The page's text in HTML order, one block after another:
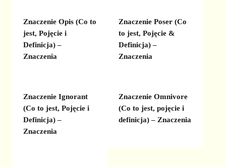
Znaczenie Opis (Co to
jest, Pojęcie i
Definicja) –
Znaczenia
Znaczenie Poser (Co
to jest, Pojęcie &
Definicja) –
Znaczenia
Znaczenie Ignorant
(Co to jest, Pojęcie i
Definicja) –
Znaczenia
Znaczenie Omnivore
(Co to jest, pojęcie i
definicja) – Znaczenia